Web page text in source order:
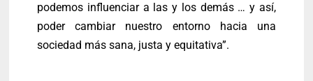
podemos influenciar a las y los demás … y así,
poder cambiar nuestro entorno hacia una
sociedad más sana, justa y equitativa”.